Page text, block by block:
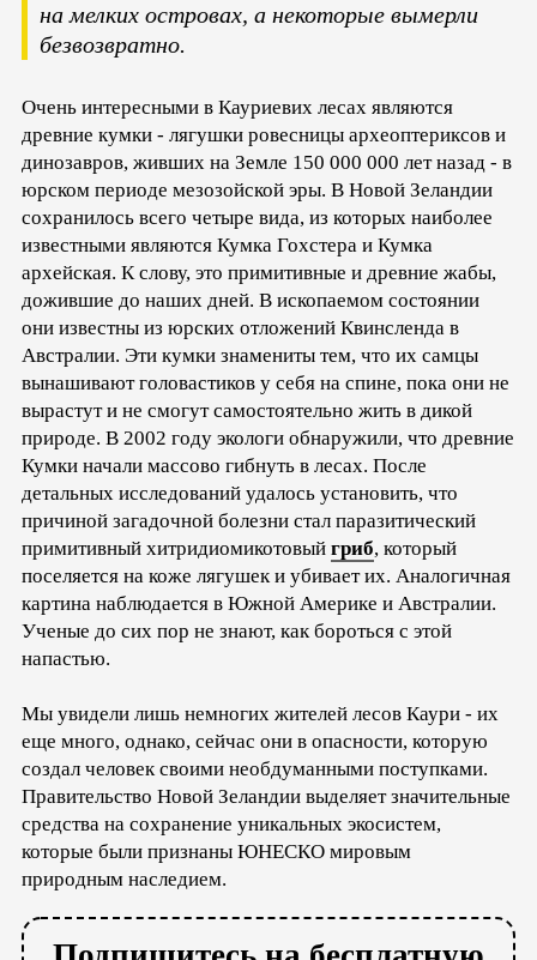
на мелких островах, а некоторые вымерли
безвозвратно.
Очень интересными в Кауриевих лесах являются
древние кумки - лягушки ровесницы археоптериксов и
динозавров, живших на Земле 150 000 000 лет назад - в
юрском периоде мезозойской эры. В Новой Зеландии
сохранилось всего четыре вида, из которых наиболее
известными являются Кумка Гохстера и Кумка
архейская. К слову, это примитивные и древние жабы,
дожившие до наших дней. В ископаемом состоянии
они известны из юрских отложений Квинсленда в
Австралии. Эти кумки знамениты тем, что их самцы
вынашивают головастиков у себя на спине, пока они не
вырастут и не смогут самостоятельно жить в дикой
природе. В 2002 году экологи обнаружили, что древние
Кумки начали массово гибнуть в лесах. После
детальных исследований удалось установить, что
причиной загадочной болезни стал паразитический
примитивный хитридиомикотовый гриб, который
поселяется на коже лягушек и убивает их. Аналогичная
картина наблюдается в Южной Америке и Австралии.
Ученые до сих пор не знают, как бороться с этой
напастью.
Мы увидели лишь немногих жителей лесов Каури - их
еще много, однако, сейчас они в опасности, которую
создал человек своими необдуманными поступками.
Правительство Новой Зеландии выделяет значительные
средства на сохранение уникальных экосистем,
которые были признаны ЮНЕСКО мировым
природным наследием.